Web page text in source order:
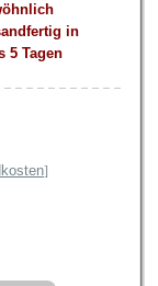
in
5 Tagen
]